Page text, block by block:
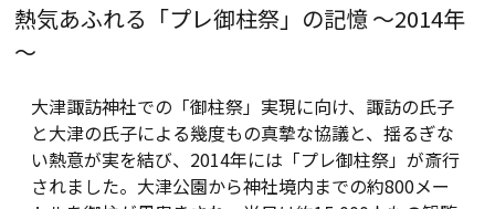
熱気あふれる「プレ御柱祭」の記憶 ～2014年
～
大津諏訪神社での「御柱祭」実現に向け、諏訪の氏子
と大津の氏子による幾度もの真摯な協議と、揺るぎな
い熱意が実を結び、2014年には「プレ御柱祭」が斎行
されました。大津公園から神社境内までの約800メー